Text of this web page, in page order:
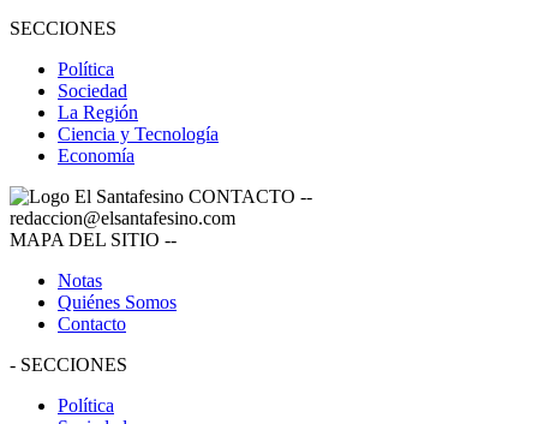
SECCIONES
Política
Sociedad
La Región
Ciencia y Tecnología
Economía
CONTACTO --
redaccion@elsantafesino.com
MAPA DEL SITIO --
Notas
Quiénes Somos
Contacto
- SECCIONES
Política